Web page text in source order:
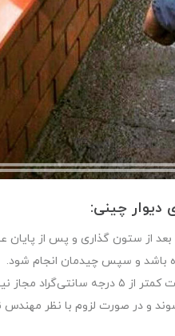
دیوار چینی:
باشد و سپس چیدمان انجام شود.
آجرکاری در درجه حرارت کمتر
و در صورت لزوم با نظر مهندس